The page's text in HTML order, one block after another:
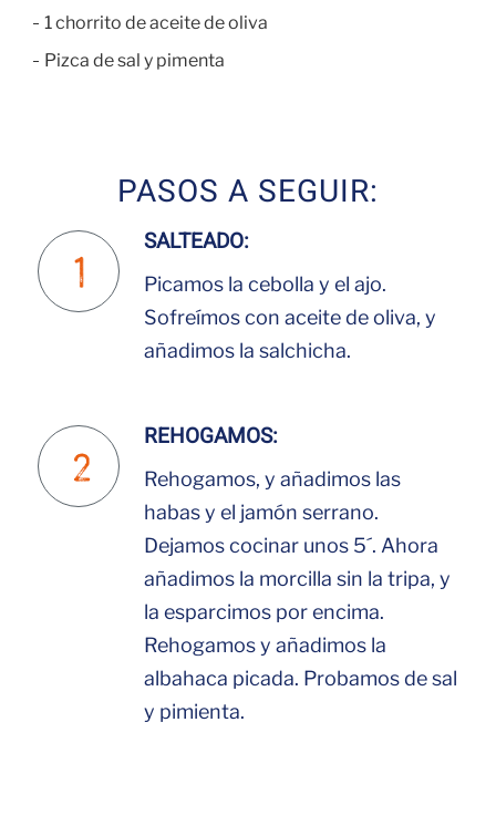
1 chorrito de aceite de oliva
Pizca de sal y pimenta
PASOS A SEGUIR:
SALTEADO:
Picamos la cebolla y el ajo.
Sofreímos con aceite de oliva, y
añadimos la salchicha.
REHOGAMOS:
Rehogamos, y añadimos las
habas y el jamón serrano.
Dejamos cocinar unos 5´. Ahora
añadimos la morcilla sin la tripa, y
la esparcimos por encima.
Rehogamos y añadimos la
albahaca picada. Probamos de sal
y pimienta.